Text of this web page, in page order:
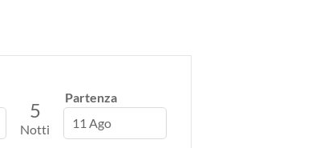
5
Notti
Partenza
11 Ago